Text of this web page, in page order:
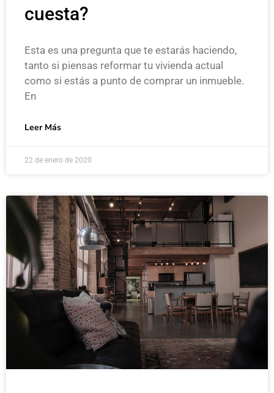
cuesta?
Esta es una pregunta que te estarás haciendo,
tanto si piensas reformar tu vivienda actual
como si estás a punto de comprar un inmueble.
En
Leer Más
22 de enero de 2020